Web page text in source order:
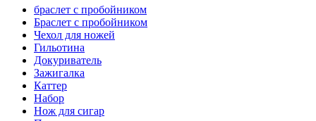
браслет с пробойником
Браслет с пробойником
Чехол для ножей
Гильотина
Докуриватель
Зажигалка
Каттер
Набор
Нож для сигар